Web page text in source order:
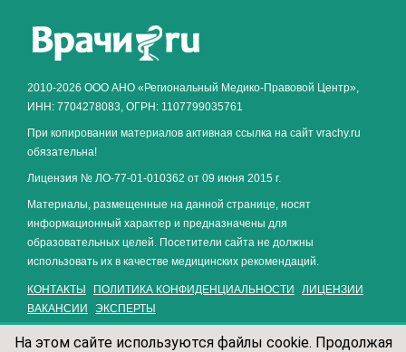
2010-2026 ООО АНО «Региональный Медико-Правовой Центр»,
ИНН: 7704278083, ОГРН: 1107799035761
При копировании материалов активная ссылка на сайт vrachy.ru
обязательна!
Лицензия № ЛО-77-01-010362 от 09 июня 2015 г.
Материалы, размещенные на данной странице, носят
информационный характер и предназначены для
образовательных целей. Посетители сайта не должны
использовать их в качестве медицинских рекомендаций.
КОНТАКТЫ ПОЛИТИКА КОНФИДЕНЦИАЛЬНОСТИ
ЛИЦЕНЗИИ
ВАКАНСИИ
ЭКСПЕРТЫ
На этом сайте используются файлы cookie. Продолжая